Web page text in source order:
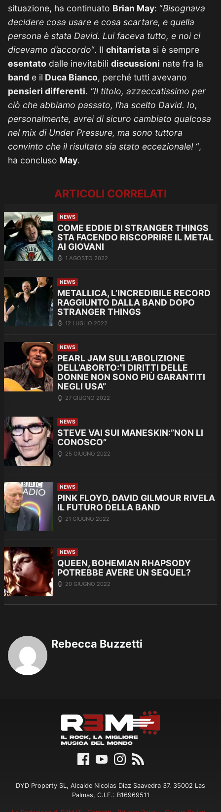
situazione, ha continuato Brian May: “Bisognava
decidere cosa usare e cosa scartare, e quella
persona è stata David. Lui faceva tutto, e noi ci
dicevamo d’accordo“. Il chitarrista si è sempre
esentato dalle inevitabili discussioni nate fra la
band e il Duca Bianco, perché tutti avevano
pensieri differenti. “Il titolo, azzeccatissimo per
ciò che abbiamo passato, l’ha scelto David. Io,
personalmente, avrei di sicuro cambiato qualcosa
nel mix di Under Pressure, ma sono tuttora
convinto che il risultato sia stato eccezionale! “,
ha concluso May.
ARTICOLI CORRELATI
NEWS
COME EDDIE DI STRANGER THINGS
STA FACENDO RISCOPRIRE IL METAL
AI GIOVANI
1 AGOSTO 2022
NEWS
METALLICA, L’INCREDIBILE RECORD
RAGGIUNTO DALLA BAND DOPO
STRANGER THINGS
12 LUGLIO 2022
NEWS
PEARL JAM SULL’ABOLIZIONE
DELL’ABORTO:”I DIRITTI DELLE
DONNE NON SONO PIÙ GARANTITI
NEGLI USA”
27 GIUGNO 2022
NEWS
STEVE VAI SUI MANESKIN:”NON LI
CONOSCO”
25 GIUGNO 2022
NEWS
PINK FLOYD, DAVID GILMOUR RIVELA
IL FUTURO DELLA BAND
21 GIUGNO 2022
NEWS
QUEEN, BOHEMIAN RHAPSODY
POTREBBE AVERE UN SEQUEL?
20 GIUGNO 2022
Rebecca Buzzetti
DYD Property SL, Alcalde Nicolas Diaz Saavedra 37, 35002 Las
Palmas, C.I.F.: B16969511